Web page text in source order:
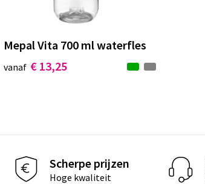
Mepal Vita 700 ml waterfles
vanaf € 13,25
Scherpe prijzen
Hoge kwaliteit